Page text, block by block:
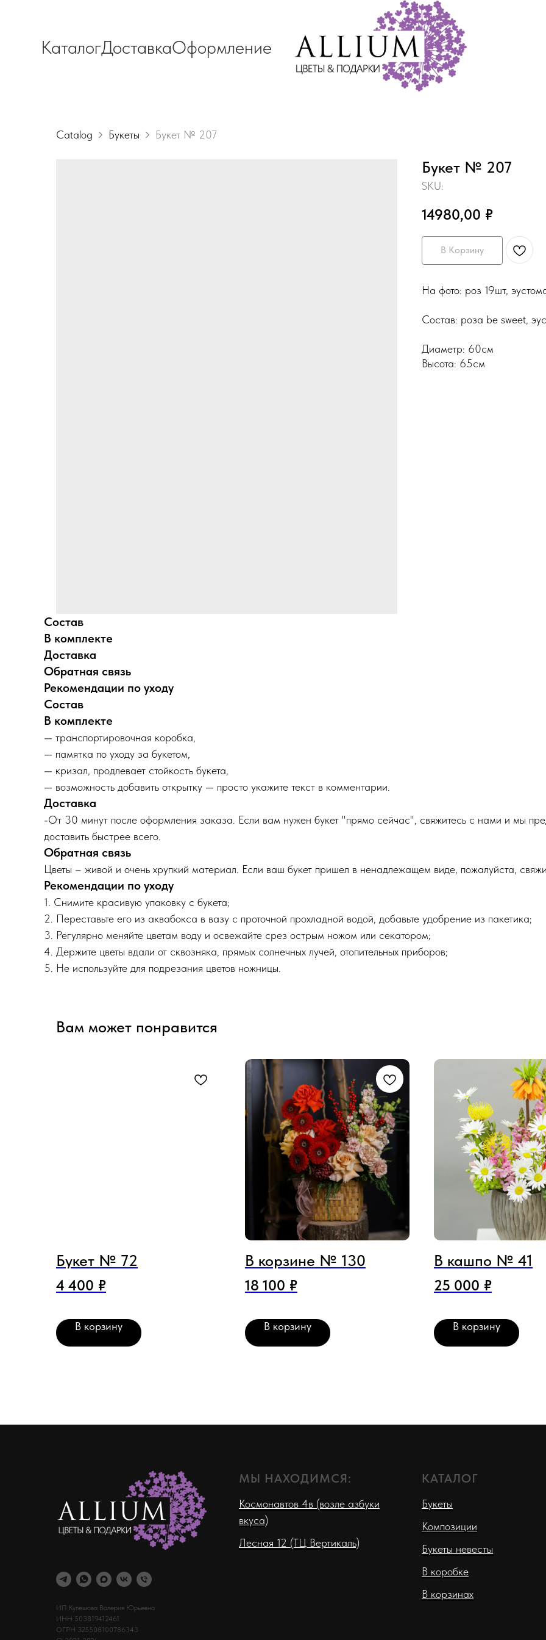
КаталогДоставкаОформление
Catalog Букеты Букет № 207
Букет № 207
SKU:
14980,00 ₽
В Корзину
На фото: роз 19шт,
Состав: роза be sweet,
Диаметр: 60см
Высота: 65см
Состав
В комплекте
Доставка
Обратная связь
Рекомендации по уходу
Состав
В комплекте
— транспортировочная коробка,
— памятка по уходу за букетом,
— кризал, продлевает стойкость букета,
— возможность добавить открытку — просто укажите текст в комментарии.
Доставка
-От 30 минут после оформления заказа. Если вам нужен букет "прямо сейчас", свяжитесь с нами и мы
доставить быстрее всего.
Обратная связь
Цветы – живой и очень хрупкий материал. Если ваш букет пришел в ненадлежащем виде, пожалуйста,
Рекомендации по уходу
1. Снимите красивую упаковку с букета;
2. Переставьте его из аквабокса в вазу с проточной прохладной водой, добавьте удобрение из пакетика;
3. Регулярно меняйте цветам воду и освежайте срез острым ножом или секатором;
4. Держите цветы вдали от сквозняка, прямых солнечных лучей, отопительных приборов;
5. Не используйте для подрезания цветов ножницы.
Вам может понравится
Букет № 72
4 400 ₽
В корзину
В корзине № 130
18 100 ₽
В корзину
В кашпо № 41
25 000 ₽
В корзину
ИП Кулешова Валерия Юрьевна
ИНН 503819412461
ОГРН 325508100786343
МЫ НАХОДИМСЯ:
Космонавтов 4в (возле азбуки
вкуса)
Лесная 12 (ТЦ Вертикаль)
КАТАЛОГ
Букеты
Композиции
Букеты невесты
В коробке
В корзинах